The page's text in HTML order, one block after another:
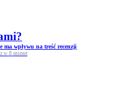
ma wpływu na treść recenzji
w 8 minut